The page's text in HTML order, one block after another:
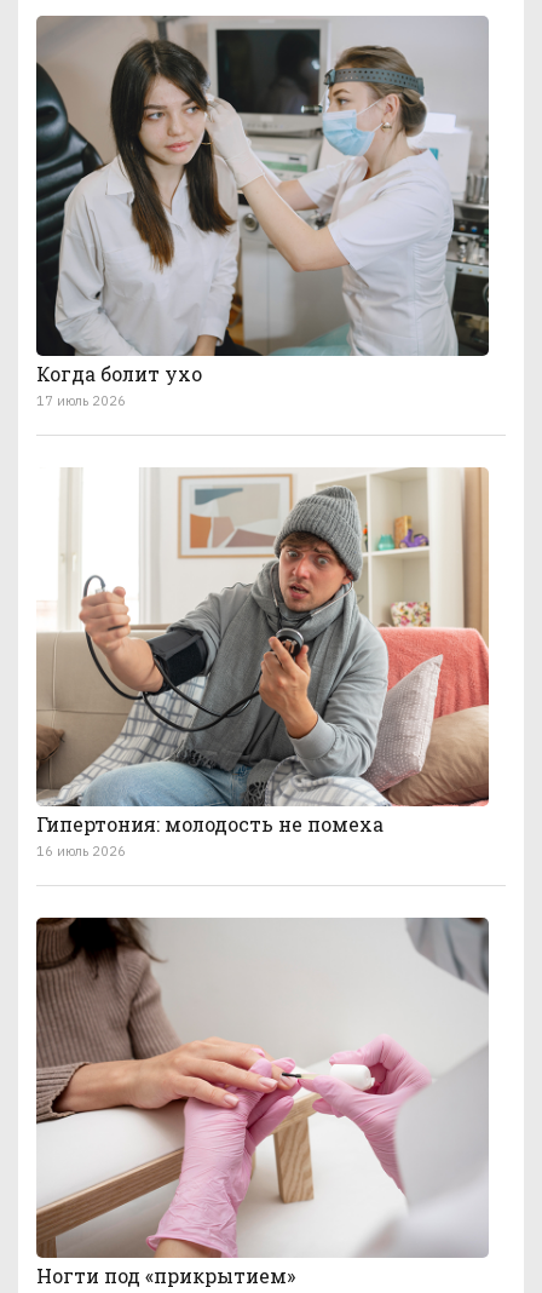
Когда болит ухо
17 июль 2026
Гипертония: молодость не помеха
16 июль 2026
Ногти под «прикрытием»